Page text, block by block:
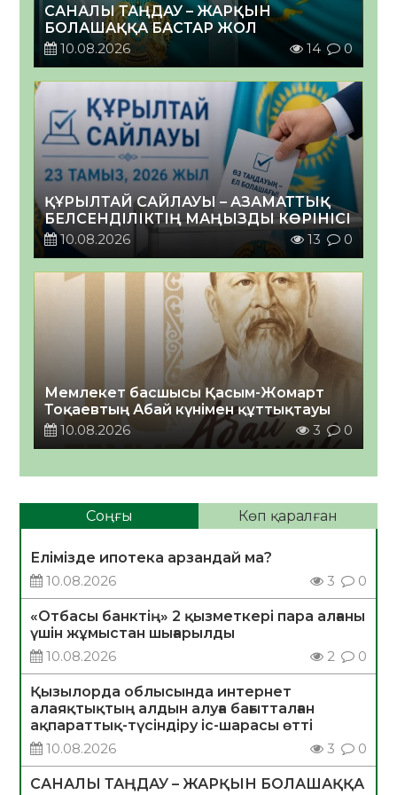
САНАЛЫ ТАҢДАУ – ЖАРҚЫН
БОЛАШАҚҚА БАСТАР ЖОЛ
10.08.2026
14 0
ҚҰРЫЛТАЙ САЙЛАУЫ – АЗАМАТТЫҚ
БЕЛСЕНДІЛІКТІҢ МАҢЫЗДЫ КӨРІНІСІ
10.08.2026
13 0
Мемлекет басшысы Қасым-Жомарт
Тоқаевтың Абай күнімен құттықтауы
10.08.2026
3 0
Соңғы Көп қаралған
Елімізде ипотека арзандай ма?
10.08.2026
3 0
«Отбасы банктің» 2 қызметкері пара алғаны
үшін жұмыстан шығарылды
10.08.2026
2 0
Қызылорда облысында интернет
алаяқтықтың алдын алуға бағытталған
ақпараттық-түсіндіру іс-шарасы өтті
10.08.2026
3 0
САНАЛЫ ТАҢДАУ – ЖАРҚЫН БОЛАШАҚҚА